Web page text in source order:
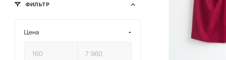
ФИЛЬТР
Цена